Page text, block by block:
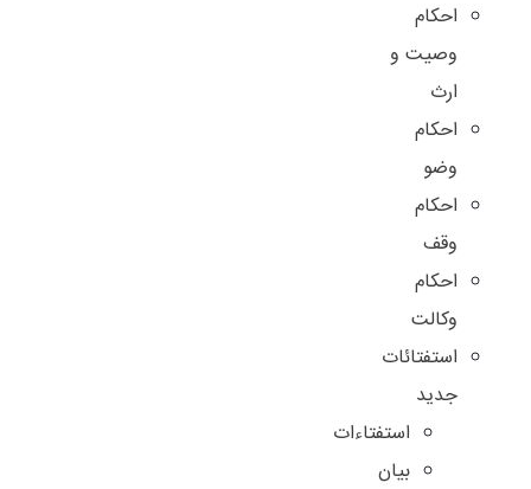
احکام
وصیت و
ارث
احکام
وضو
احکام
وقف
احکام
وکالت
استفتائات
جدید
استفتاءات
بیان